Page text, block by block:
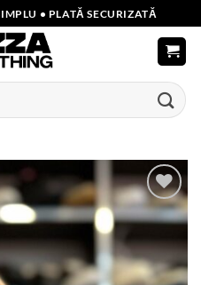
• PLATĂ SECURIZATĂ
Add to